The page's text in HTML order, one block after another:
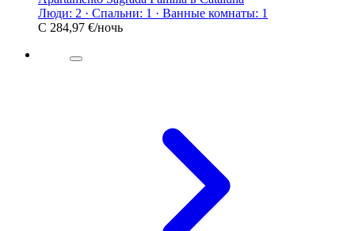
Люди: 2 · Спальни: 1 · Ванные комнаты: 1
С 284,97 €/ночь